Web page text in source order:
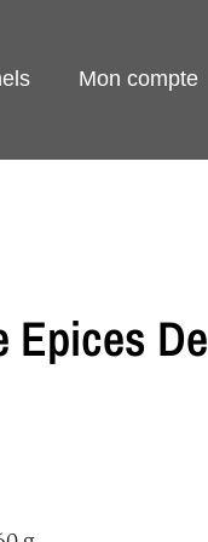
Mon compte
Epices De